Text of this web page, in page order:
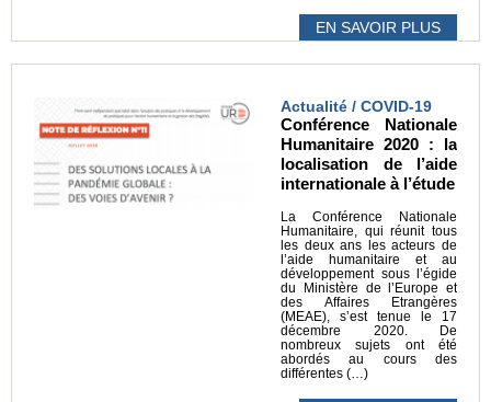
EN SAVOIR PLUS
Actualité / COVID-19
Conférence Nationale
Humanitaire 2020 : la
localisation de l’aide
internationale à l’étude
La Conférence Nationale
Humanitaire, qui réunit tous
les deux ans les acteurs de
l’aide humanitaire et au
développement sous l’égide
du Ministère de l’Europe et
des Affaires Etrangères
(MEAE), s’est tenue le 17
décembre 2020. De
nombreux sujets ont été
abordés au cours des
différentes (…)